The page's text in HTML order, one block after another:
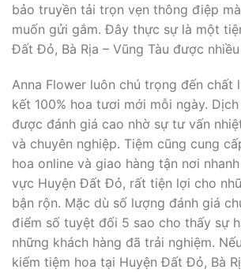
bảo truyền tải trọn vẹn thông điệp
muốn gửi gắm. Đây thực sự là một
Đất Đỏ, Bà Rịa – Vũng Tàu được
Anna Flower luôn chú trọng đến chất
kết 100% hoa tươi mới mỗi ngày.
được đánh giá cao nhờ sự tư vấn
và chuyên nghiệp. Tiệm cũng cung
hoa online và giao hàng tận nơi
vực Huyện Đất Đỏ, rất tiện lợi cho
bận rộn. Mặc dù số lượng đánh giá
điểm số tuyệt đối 5 sao cho thấy sự
những khách hàng đã trải nghiệm.
kiếm tiệm hoa tại Huyện Đất Đỏ, Bà